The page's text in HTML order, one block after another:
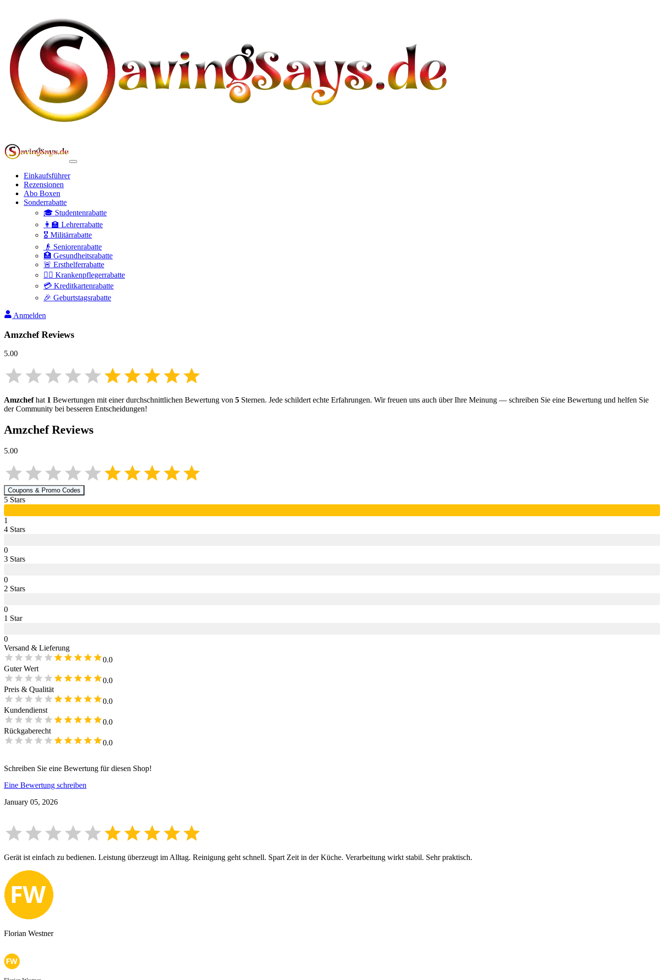
Einkaufsführer
Rezensionen
Abo Boxen
Sonderrabatte
🎓 Studentenrabatte
👩‍🏫 Lehrerrabatte
🎖️ Militärrabatte
👴 Seniorenrabatte
🏥 Gesundheitsrabatte
🚨 Ersthelferrabatte
👩‍⚕️ Krankenpflegerrabatte
💳 Kreditkartenrabatte
🎉 Geburtstagsrabatte
Anmelden
AmzchefReviews
5.00
Amzchefhat 1 Bewertungen mit einer durchschnittlichen Bewertung von 5 Sternen. Jede schildert echte Erfahrungen. Wir freuen uns auch über Ihre Meinung — schreiben Sie eine Bewertung und helfen Sie
der Community bei besseren Entscheidungen!
AmzchefReviews
5.00
Coupons & Promo Codes
5 Stars
1
4 Stars
0
3 Stars
0
2 Stars
0
1 Star
0
Versand & Lieferung
0.0
Guter Wert
0.0
Preis & Qualität
0.0
Kundendienst
0.0
Rückgaberecht
0.0
Schreiben Sie eine Bewertung für diesen Shop!
Eine Bewertung schreiben
January 05, 2026
Gerät ist einfach zu bedienen. Leistung überzeugt im Alltag. Reinigung geht schnell. Spart Zeit in der Küche. Verarbeitung wirkt stabil. Sehr praktisch.
Florian Westner